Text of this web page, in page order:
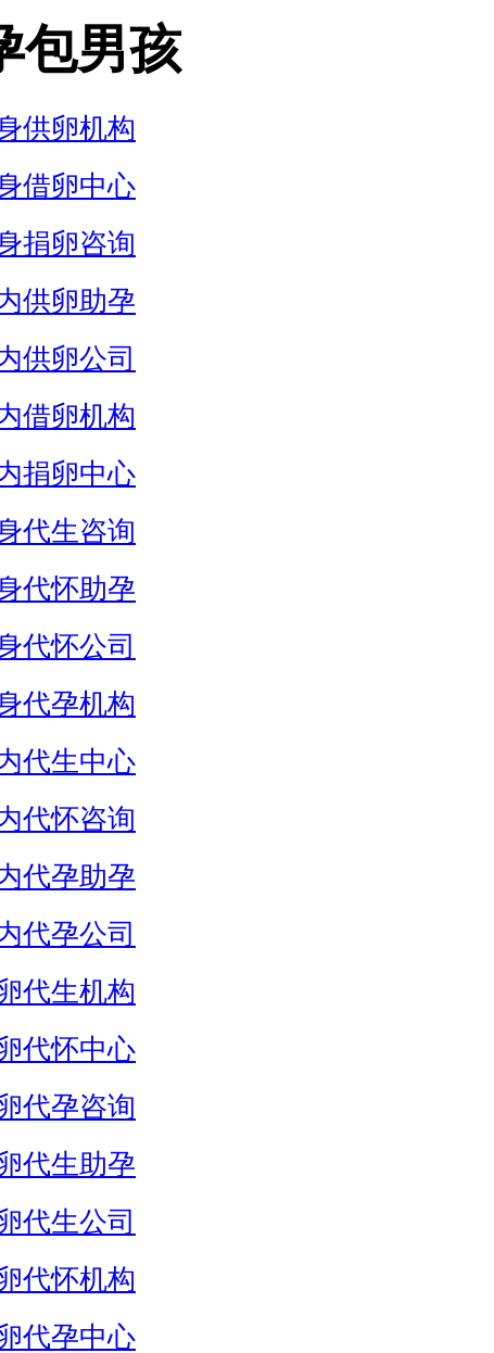
包男孩
供卵机构
借卵中心
捐卵咨询
供卵助孕
供卵公司
借卵机构
捐卵中心
代生咨询
代怀助孕
代怀公司
代孕机构
代生中心
代怀咨询
代孕助孕
代孕公司
代生机构
代怀中心
代孕咨询
代生助孕
代生公司
代怀机构
代孕中心